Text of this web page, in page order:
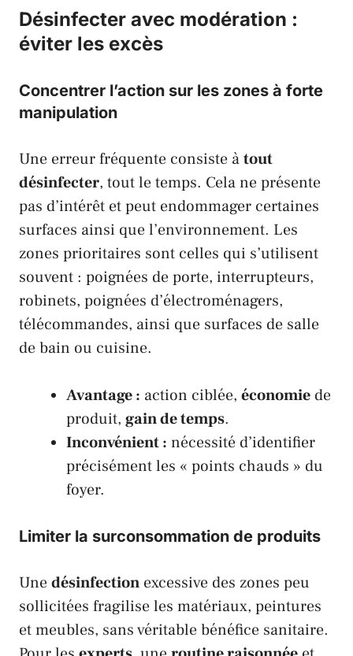
Désinfecter avec modération :
éviter les excès
Concentrer l’action sur les zones à forte
manipulation
Une erreur fréquente consiste àtout
désinfecter, tout le temps. Cela ne présente
pas d’intérêt et peut endommager certaines
surfaces ainsi que l’environnement. Les
zones prioritaires sont celles qui s’utilisent
souvent : poignées de porte, interrupteurs,
robinets, poignées d’électroménagers,
télécommandes, ainsi que surfaces de salle
de bain ou cuisine.
Avantage : action ciblée, économie de
produit, gain de temps.
Inconvénient : nécessité d’identifier
précisément les « points chauds » du
foyer.
Limiter la surconsommation de produits
Unedésinfection excessive des zones peu
sollicitées fragilise les matériaux, peintures
et meubles, sans véritable bénéfice sanitaire.